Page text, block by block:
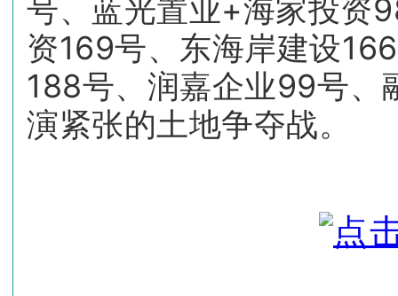
号、蓝光置业+海家投资
资169号、东海岸建设
188号、润嘉企业99号
演紧张的土地争夺战。